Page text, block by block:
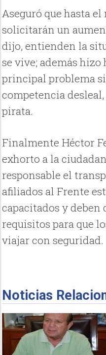
Aseguró que hasta
solicitarán un
dijo, entienden la
se vive; además hizo
principal problema
competencia
pirata.
Finalmente Héctor
exhorto a la
responsable el
afiliados al Frente
capacitados y
requisitos para que
viajar con seguridad.
Noticias